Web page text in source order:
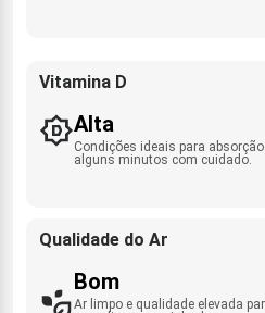
Vitamina D
Alta
Condições ideais para
alguns minutos com cuidado.
Qualidade do Ar
Bom
Ar limpo e qualidade elevada